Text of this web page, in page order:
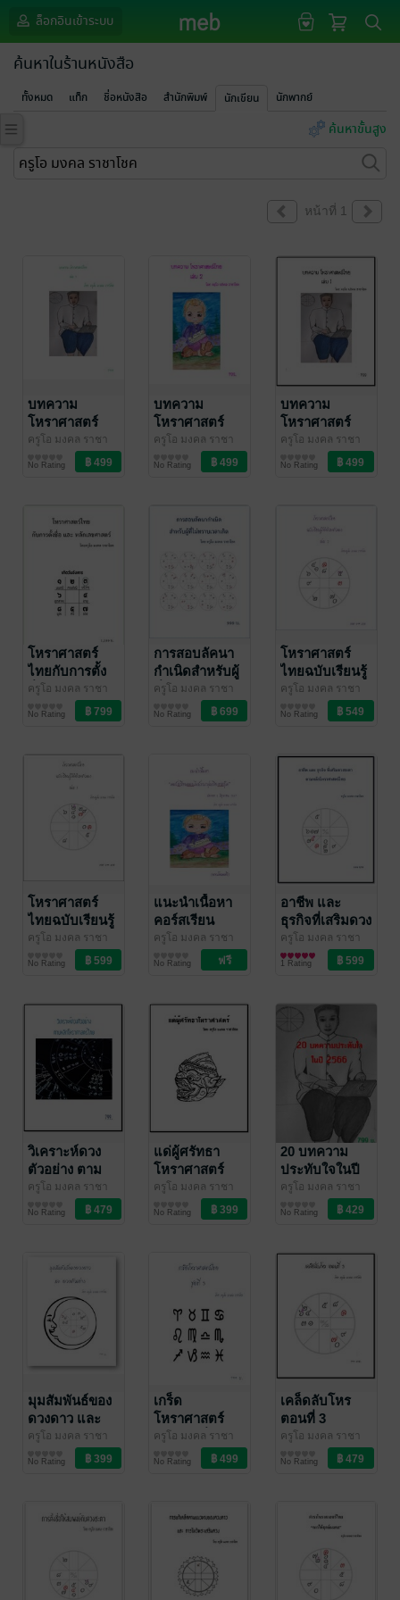
ล็อกอินเข้าระบบ
ค้นหาในร้านหนังสือ
ทั้งหมด แท็ก ชื่อหนังสือ สำนักพิมพ์ นักเขียน นักพากย์
ค้นหาขั้นสูง
หน้าที่ 1
บทความ
โหราศาสตร์
ไทย เล่ม 3
ครูโอ มงคล ราชา
/ บุษกรจันทร์
ดวงพยากรณ์/ฮวง
จุ้ย/โหราศาสตร์
No Rating
บทความ
โหราศาสตร์
ไทย เล่ม 2
ครูโอ มงคล ราชา
/ บุษกรจันทร์
ดวงพยากรณ์/ฮวง
จุ้ย/โหราศาสตร์
No Rating
บทความ
โหราศาสตร์
ไทย เล่ม 1
ครูโอ มงคล ราชา
/ บุษกรจันทร์
ดวงพยากรณ์/ฮวง
จุ้ย/โหราศาสตร์
No Rating
โหราศาสตร์
ไทยกับการตั้ง
ชื่อ และ หลัก
เลขศาสตร์
ครูโอ มงคล ราชา
/ บุษกรจันทร์
ดวงพยากรณ์/ฮวง
จุ้ย/โหราศาสตร์
No Rating
การสอบลัคนา
กำเนิดสำหรับผู้
ที่ไม่ทราบเวลา
ครูโอ มงคล ราชา
/ บุษกรจันทร์
ดวงพยากรณ์/ฮวง
จุ้ย/โหราศาสตร์
No Rating
โหราศาสตร์
ไทยฉบับเรียนรู้
ได้ด้วยตัวเอง
ครูโอ มงคล ราชา
/ บุษกรจันทร์
ดวงพยากรณ์/ฮวง
จุ้ย/โหราศาสตร์
No Rating
โหราศาสตร์
ไทยฉบับเรียนรู้
ได้ด้วยตัวเอง
ครูโอ มงคล ราชา
/ บุษกรจันทร์
ดวงพยากรณ์/ฮวง
จุ้ย/โหราศาสตร์
No Rating
แนะนำเนื้อหา
คอร์สเรียน
ออนไลน์บนกลุ่ม
ปิดเฟสบุ๊ค
ครูโอ มงคล ราชา
/ บุษกรจันทร์
ดวงพยากรณ์/ฮวง
จุ้ย/โหราศาสตร์
No Rating
อาชีพ และ
ธุรกิจที่เสริมดวง
ชะตาตามหลัก
โหราศาสตร์
ครูโอ มงคล ราชา
โชค/ บุษกรจันทร์
ดวงพยากรณ์/ฮวง
จุ้ย/โหราศาสตร์
1 Rating
วิเคราะห์ดวง
ตัวอย่าง ตาม
หลัก
โหราศาสตร์
ครูโอ มงคล ราชา
/ บุษกรจันทร์
ดวงพยากรณ์/ฮวง
จุ้ย/โหราศาสตร์
No Rating
แด่ผู้ศรัทธา
โหราศาสตร์
ครูโอ มงคล ราชา
/ บุษกรจันทร์
ดวงพยากรณ์/ฮวง
จุ้ย/โหราศาสตร์
No Rating
20 บทความ
ประทับใจในปี
2566
ครูโอ มงคล ราชา
/ บุษกรจันทร์
ดวงพยากรณ์/ฮวง
จุ้ย/โหราศาสตร์
No Rating
มุมสัมพันธ์ของ
ดวงดาว และ
ดวงตัวอย่าง
ครูโอ มงคล ราชา
/ บุษกรจันทร์
ดวงพยากรณ์/ฮวง
จุ้ย/โหราศาสตร์
No Rating
เกร็ด
โหราศาสตร์
ไทย ชุดที่ 3
ครูโอ มงคล ราชา
/ บุษกรจันทร์
ดวงพยากรณ์/ฮวง
จุ้ย/โหราศาสตร์
No Rating
เคล็ดลับโหร
ตอนที่ 3
ครูโอ มงคล ราชา
/ บุษกรจันทร์
ดวงพยากรณ์/ฮวง
จุ้ย/โหราศาสตร์
No Rating